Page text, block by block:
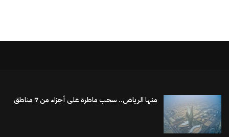
منها الرياض.. سحب ماطرة على أجزاء من 7 مناطق